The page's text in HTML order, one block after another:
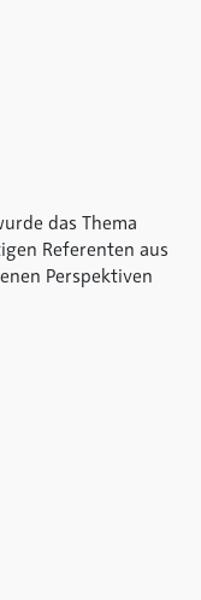
das Thema
Referenten aus
Perspektiven